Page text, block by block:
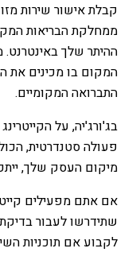
קבלת אישור שירות
ממחלקת הבריאות
ההיתר שלך
המקום בו מכינים את
התברואה המקומיים.
בג'ורג'יה, על
פעולה סטנדרטית,
מיקום העסק שלך,
אם אתם מפעילים
שתידרשו לעבור
לקבוע אם תוכניות